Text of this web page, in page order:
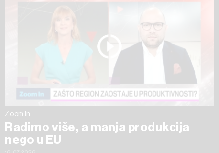
Zoom In
Radimo više, a manja produkcija
nego u EU